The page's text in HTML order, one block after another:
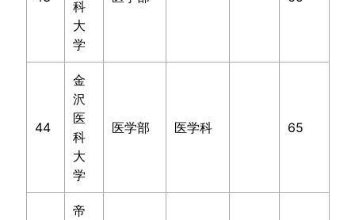
科
大
学
44
金
沢
医
科
大
学
医学部 医学科 65
帝